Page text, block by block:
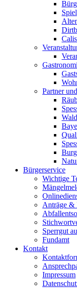
Partner
Bürgerservice
Wichtige
Anträge &
Sperrgut
Fundamt
Kontakt
Impressum